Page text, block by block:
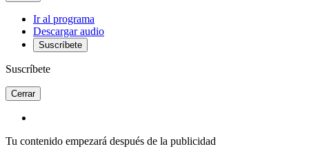
Ir al programa
Descargar audio
Suscríbete
Suscríbete
Cerrar
Tu contenido empezará después de la publicidad